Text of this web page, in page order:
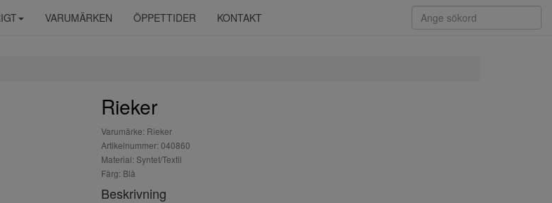
VARUMÄRKEN ÖPPETTIDER KONTAKT
Rieker
Varumärke: Rieker
Artikelnummer: 040860
Material: Syntet/Textil
Färg: Blå
Beskrivning